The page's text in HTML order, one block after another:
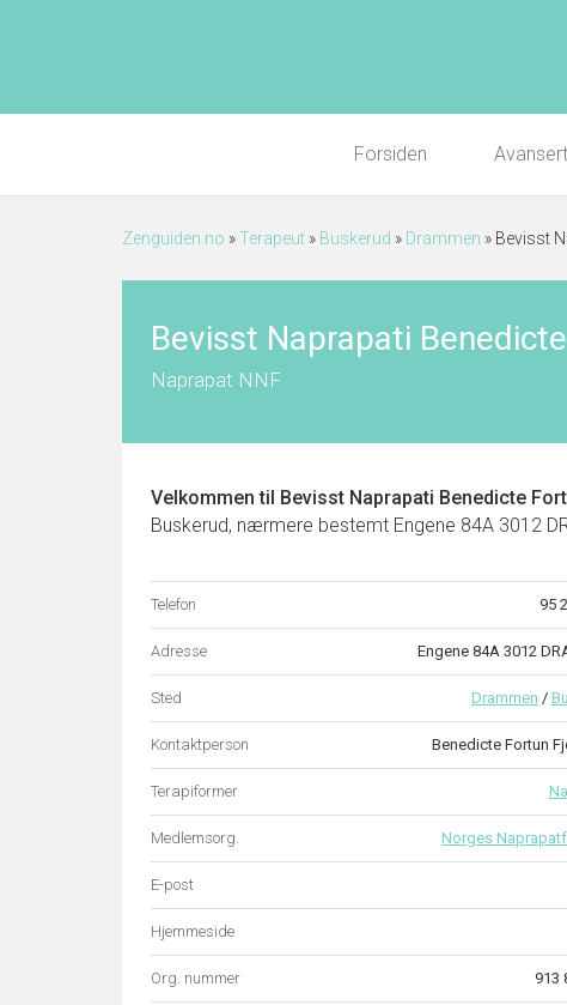
Forsiden
Zenguiden.no »Terapeut » Buskerud » Drammen » Bevisst
Bevisst Naprapati
Naprapat NNF
Velkommen til Bevisst Naprapati Benedicte
Buskerud, nærmere bestemt Engene 84A 3012
Telefon 95
Adresse Engene 84A 3012
Sted Drammen /
Kontaktperson Benedicte Fortun
Terapiformer
Medlemsorg. Norges
E-post
Hjemmeside
Org. nummer 913